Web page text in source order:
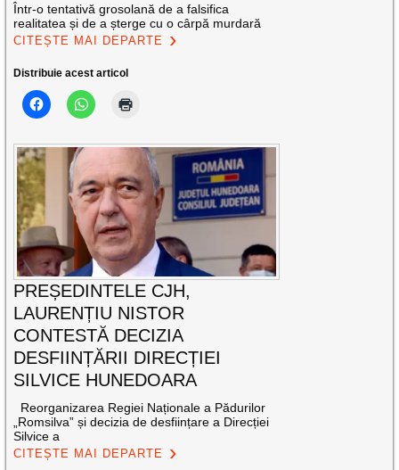
Într-o tentativă grosolană de a falsifica
realitatea și de a șterge cu o cârpă murdară
CITEȘTE MAI DEPARTE
Distribuie acest articol
PREȘEDINTELE CJH,
LAURENȚIU NISTOR
CONTESTĂ DECIZIA
DESFIINȚĂRII DIRECȚIEI
SILVICE HUNEDOARA
Reorganizarea Regiei Naționale a Pădurilor
„Romsilva” și decizia de desființare a Direcției
Silvice a
CITEȘTE MAI DEPARTE